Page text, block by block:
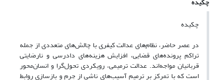
چکیده
در عصر حاضر، نظام‌های عدالت کیفری با چالش‌های متعددی از جمله
تراکم پرونده‌های قضایی، افزایش هزینه‌های دادرسی و نارضایتی
قربانیان مواجه‌اند. عدالت ترمیمی، رویکردی تحول‌گرا و انسان‌محور
است که با تمرکز بر ترمیم آسیب‌های ناشی از جرم و بازسازی روابط